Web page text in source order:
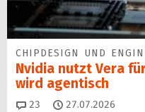
CHIPDESIGN UND
Nvidia nutzt Vera
wird agentisch
23 Kommentare
27.07.2026